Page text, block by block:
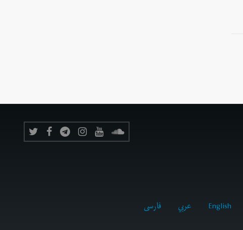
English عربي فارسى